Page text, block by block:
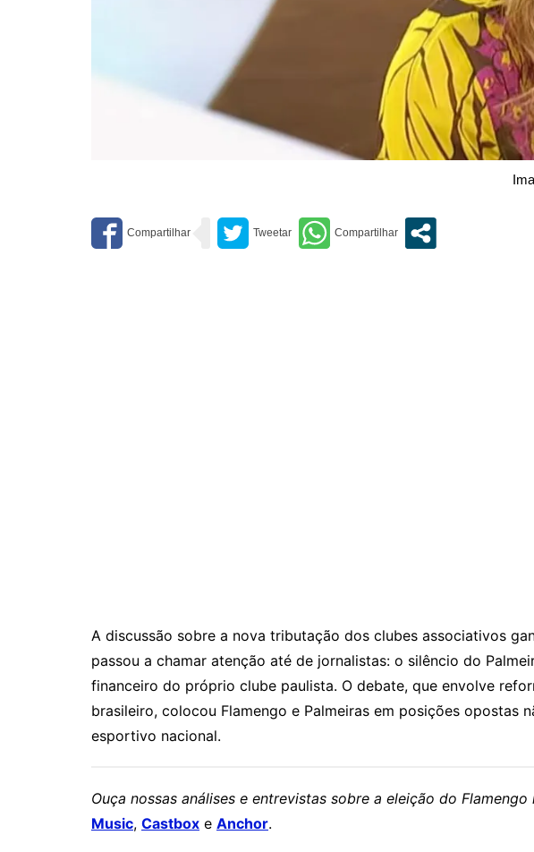
A discussão sobre a nova tributação dos clubes associativos
passou a chamar atenção até de jornalistas: o silêncio do
financeiro do próprio clube paulista. O debate, que envolve
brasileiro, colocou Flamengo e Palmeiras em posições
esportivo nacional.
Ouça nossas análises e entrevistas sobre a eleição do
Music, Castbox e Anchor.